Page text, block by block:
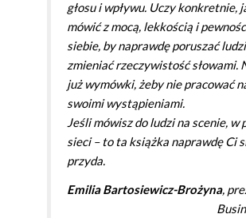
głosu i wpływu. Uczy konkretnie,
mówić z mocą, lekkością i
siebie, by naprawdę poruszać
zmieniać rzeczywistość słowami.
już wymówki, żeby nie pracować
swoimi wystąpieniami.
Jeśli mówisz do ludzi na scenie, w
sieci – to ta książka naprawdę Ci
przyda.
Emilia Bartosiewicz-Brożyna,